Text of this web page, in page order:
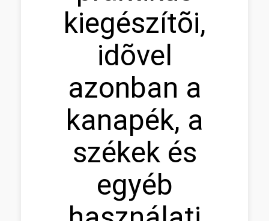
kiegészítõi,
idõvel
azonban a
kanapék, a
székek és
egyéb